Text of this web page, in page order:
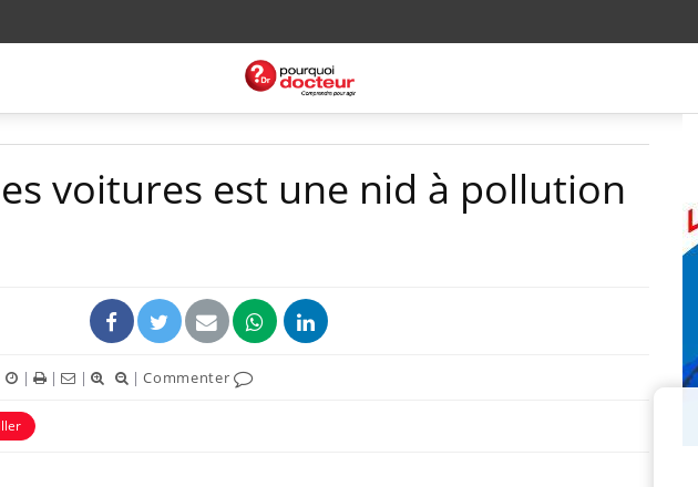
voitures est une nid à pollution
| | | |Commenter